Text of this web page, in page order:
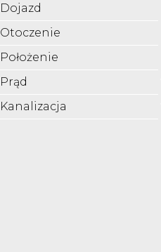
Dojazd
Otoczenie
Położenie
Prąd
Kanalizacja